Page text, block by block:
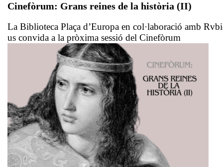
Cinefòrum: Grans reines de la història (II)
La Biblioteca Plaça d’Europa en col·laboració amb
us convida a la pròxima sessió del Cinefòrum